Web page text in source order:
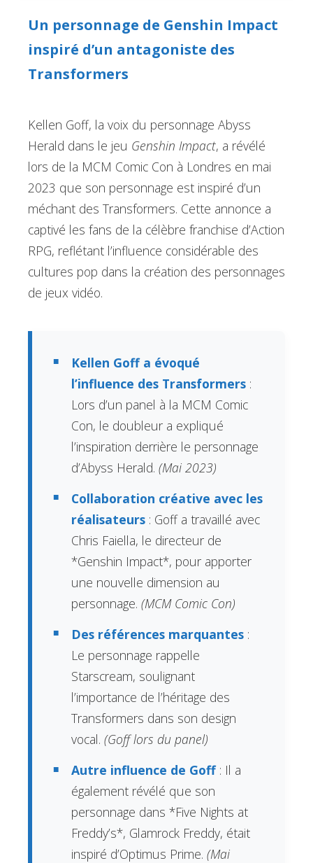
Un personnage de Genshin Impact
inspiré d’un antagoniste des
Transformers
Kellen Goff, la voix du personnage Abyss
Herald dans le jeu Genshin Impact, a révélé
lors de la MCM Comic Con à Londres en mai
2023 que son personnage est inspiré d’un
méchant des Transformers. Cette annonce a
captivé les fans de la célèbre franchise d’Action
RPG, reflétant l’influence considérable des
cultures pop dans la création des personnages
de jeux vidéo.
Kellen Goff a évoqué
l’influence des Transformers :
Lors d’un panel à la MCM Comic
Con, le doubleur a expliqué
l’inspiration derrière le personnage
d’Abyss Herald.(Mai 2023)
Collaboration créative avec les
réalisateurs : Goff a travaillé avec
Chris Faiella, le directeur de
*Genshin Impact*, pour apporter
une nouvelle dimension au
personnage.(MCM Comic Con)
Des références marquantes :
Le personnage rappelle
Starscream, soulignant
l’importance de l’héritage des
Transformers dans son design
vocal.(Goff lors du panel)
Autre influence de Goff: Il a
également révélé que son
personnage dans *Five Nights at
Freddy’s*, Glamrock Freddy, était
inspiré d’Optimus Prime.(Mai